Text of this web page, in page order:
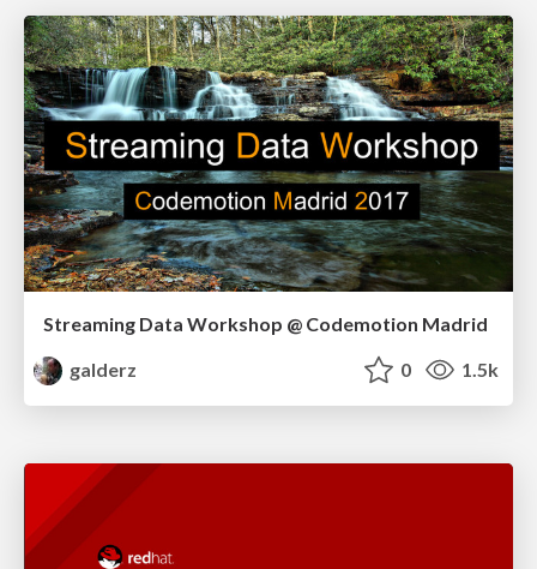
Streaming Data Workshop @ Codemotion Madrid
galderz
0 1.5k